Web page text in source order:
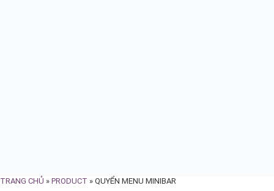
TRANG CHỦ » PRODUCT » QUYỂN MENU MINIBAR